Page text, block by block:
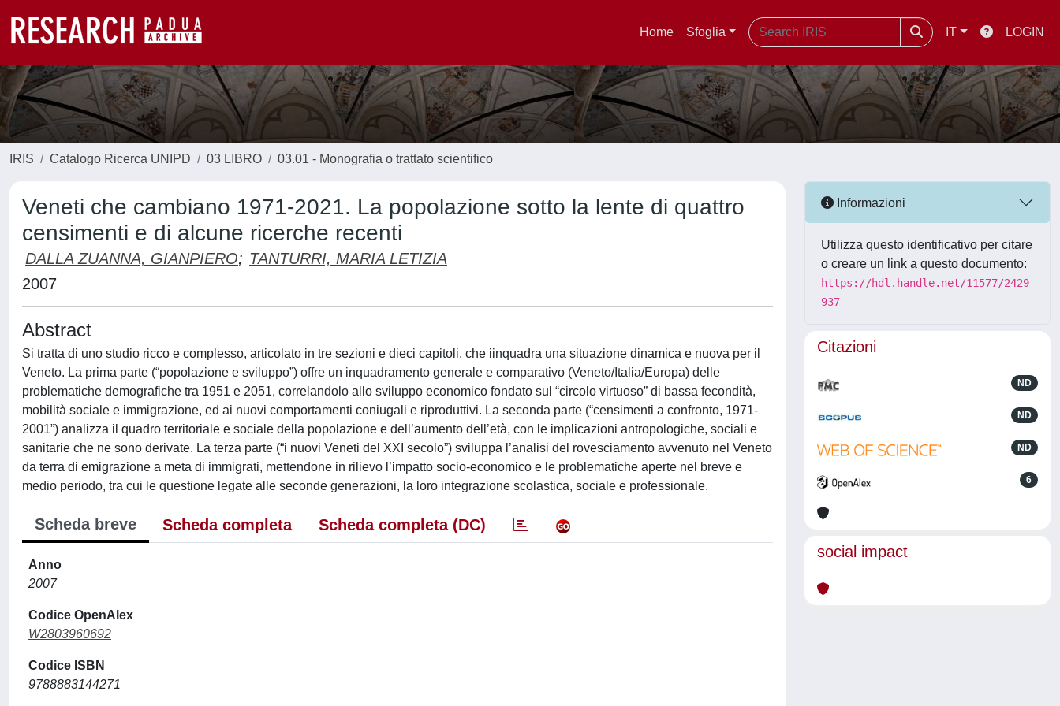
Home Sfoglia IT LOGIN
IRIS Catalogo Ricerca UNIPD 03 LIBRO 03.01 - Monografia o trattato scientifico
Veneti che cambiano 1971-2021. La popolazione sotto la lente di quattro
censimenti e di alcune ricerche recenti
DALLA ZUANNA, GIANPIERO; TANTURRI, MARIA LETIZIA
2007
Abstract
Si tratta di uno studio ricco e complesso, articolato in tre sezioni e dieci capitoli, che iinquadra una situazione dinamica e nuova per il
Veneto. La prima parte (“popolazione e sviluppo”) offre un inquadramento generale e comparativo (Veneto/Italia/Europa) delle
problematiche demografiche tra 1951 e 2051, correlandolo allo sviluppo economico fondato sul “circolo virtuoso” di bassa fecondità,
mobilità sociale e immigrazione, ed ai nuovi comportamenti coniugali e riproduttivi. La seconda parte (“censimenti a confronto, 1971-
2001”) analizza il quadro territoriale e sociale della popolazione e dell’aumento dell’età, con le implicazioni antropologiche, sociali e
sanitarie che ne sono derivate. La terza parte (“i nuovi Veneti del XXI secolo”) sviluppa l’analisi del rovesciamento avvenuto nel Veneto
da terra di emigrazione a meta di immigrati, mettendone in rilievo l’impatto socio-economico e le problematiche aperte nel breve e
medio periodo, tra cui le questione legate alle seconde generazioni, la loro integrazione scolastica, sociale e professionale.
Scheda breve Scheda completa Scheda completa (DC)
Anno
2007
Codice OpenAlex
W2803960692
Codice ISBN
9788883144271
Informazioni
Utilizza questo identificativo per citare
o creare un link a questo documento:
https://hdl.handle.net/11577/2429
937
Citazioni
ND
ND
ND
6
social impact